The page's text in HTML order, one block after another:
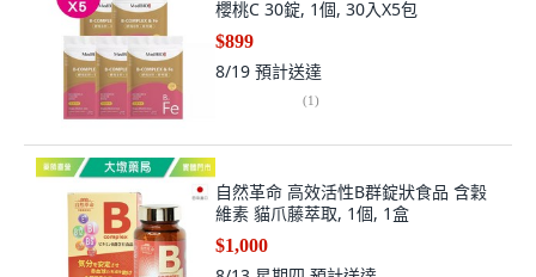
櫻桃C 30錠, 1個, 30入X5包
$899
8/19 預計送達
(1)
自然革命 高效活性B群錠狀食品 含穀
維素 貓爪藤萃取, 1個, 1盒
$1,000